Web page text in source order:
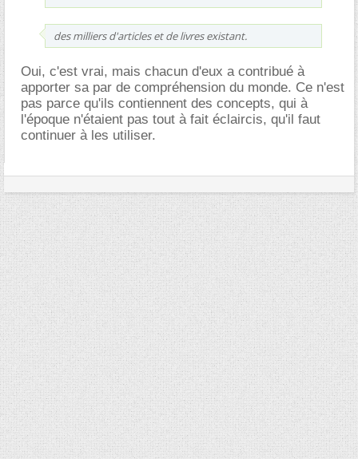
des milliers d'articles et de livres existant.
Oui, c'est vrai, mais chacun d'eux a contribué à
apporter sa par de compréhension du monde. Ce n'est
pas parce qu'ils contiennent des concepts, qui à
l'époque n'étaient pas tout à fait éclaircis, qu'il faut
continuer à les utiliser.